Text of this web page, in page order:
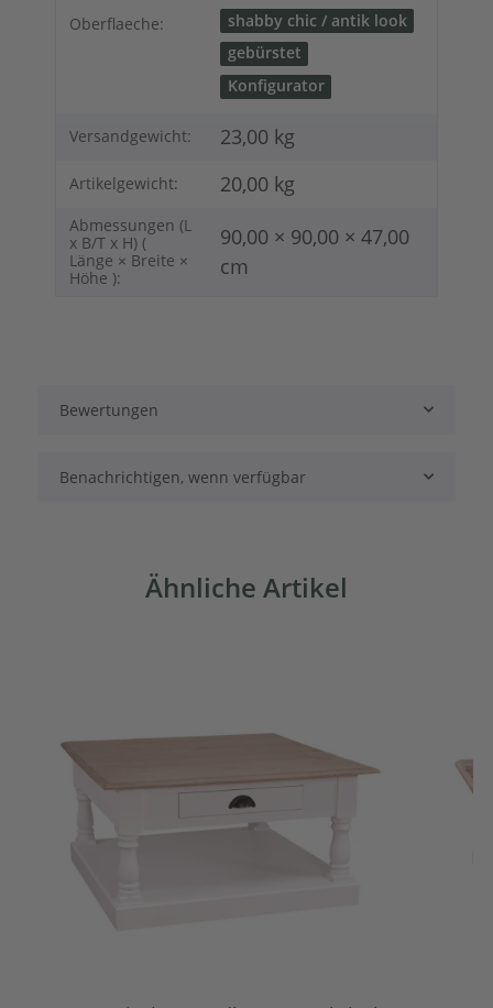
Oberflaeche:
shabby chic / antik look
gebürstet
Konfigurator
Versandgewicht: 23,00 kg
Artikelgewicht: 20,00 kg
Abmessungen (L
x B/T x H) (
Länge × Breite ×
Höhe ):
90,00 × 90,00 × 47,00
cm
Bewertungen
Benachrichtigen, wenn verfügbar
Ähnliche Artikel